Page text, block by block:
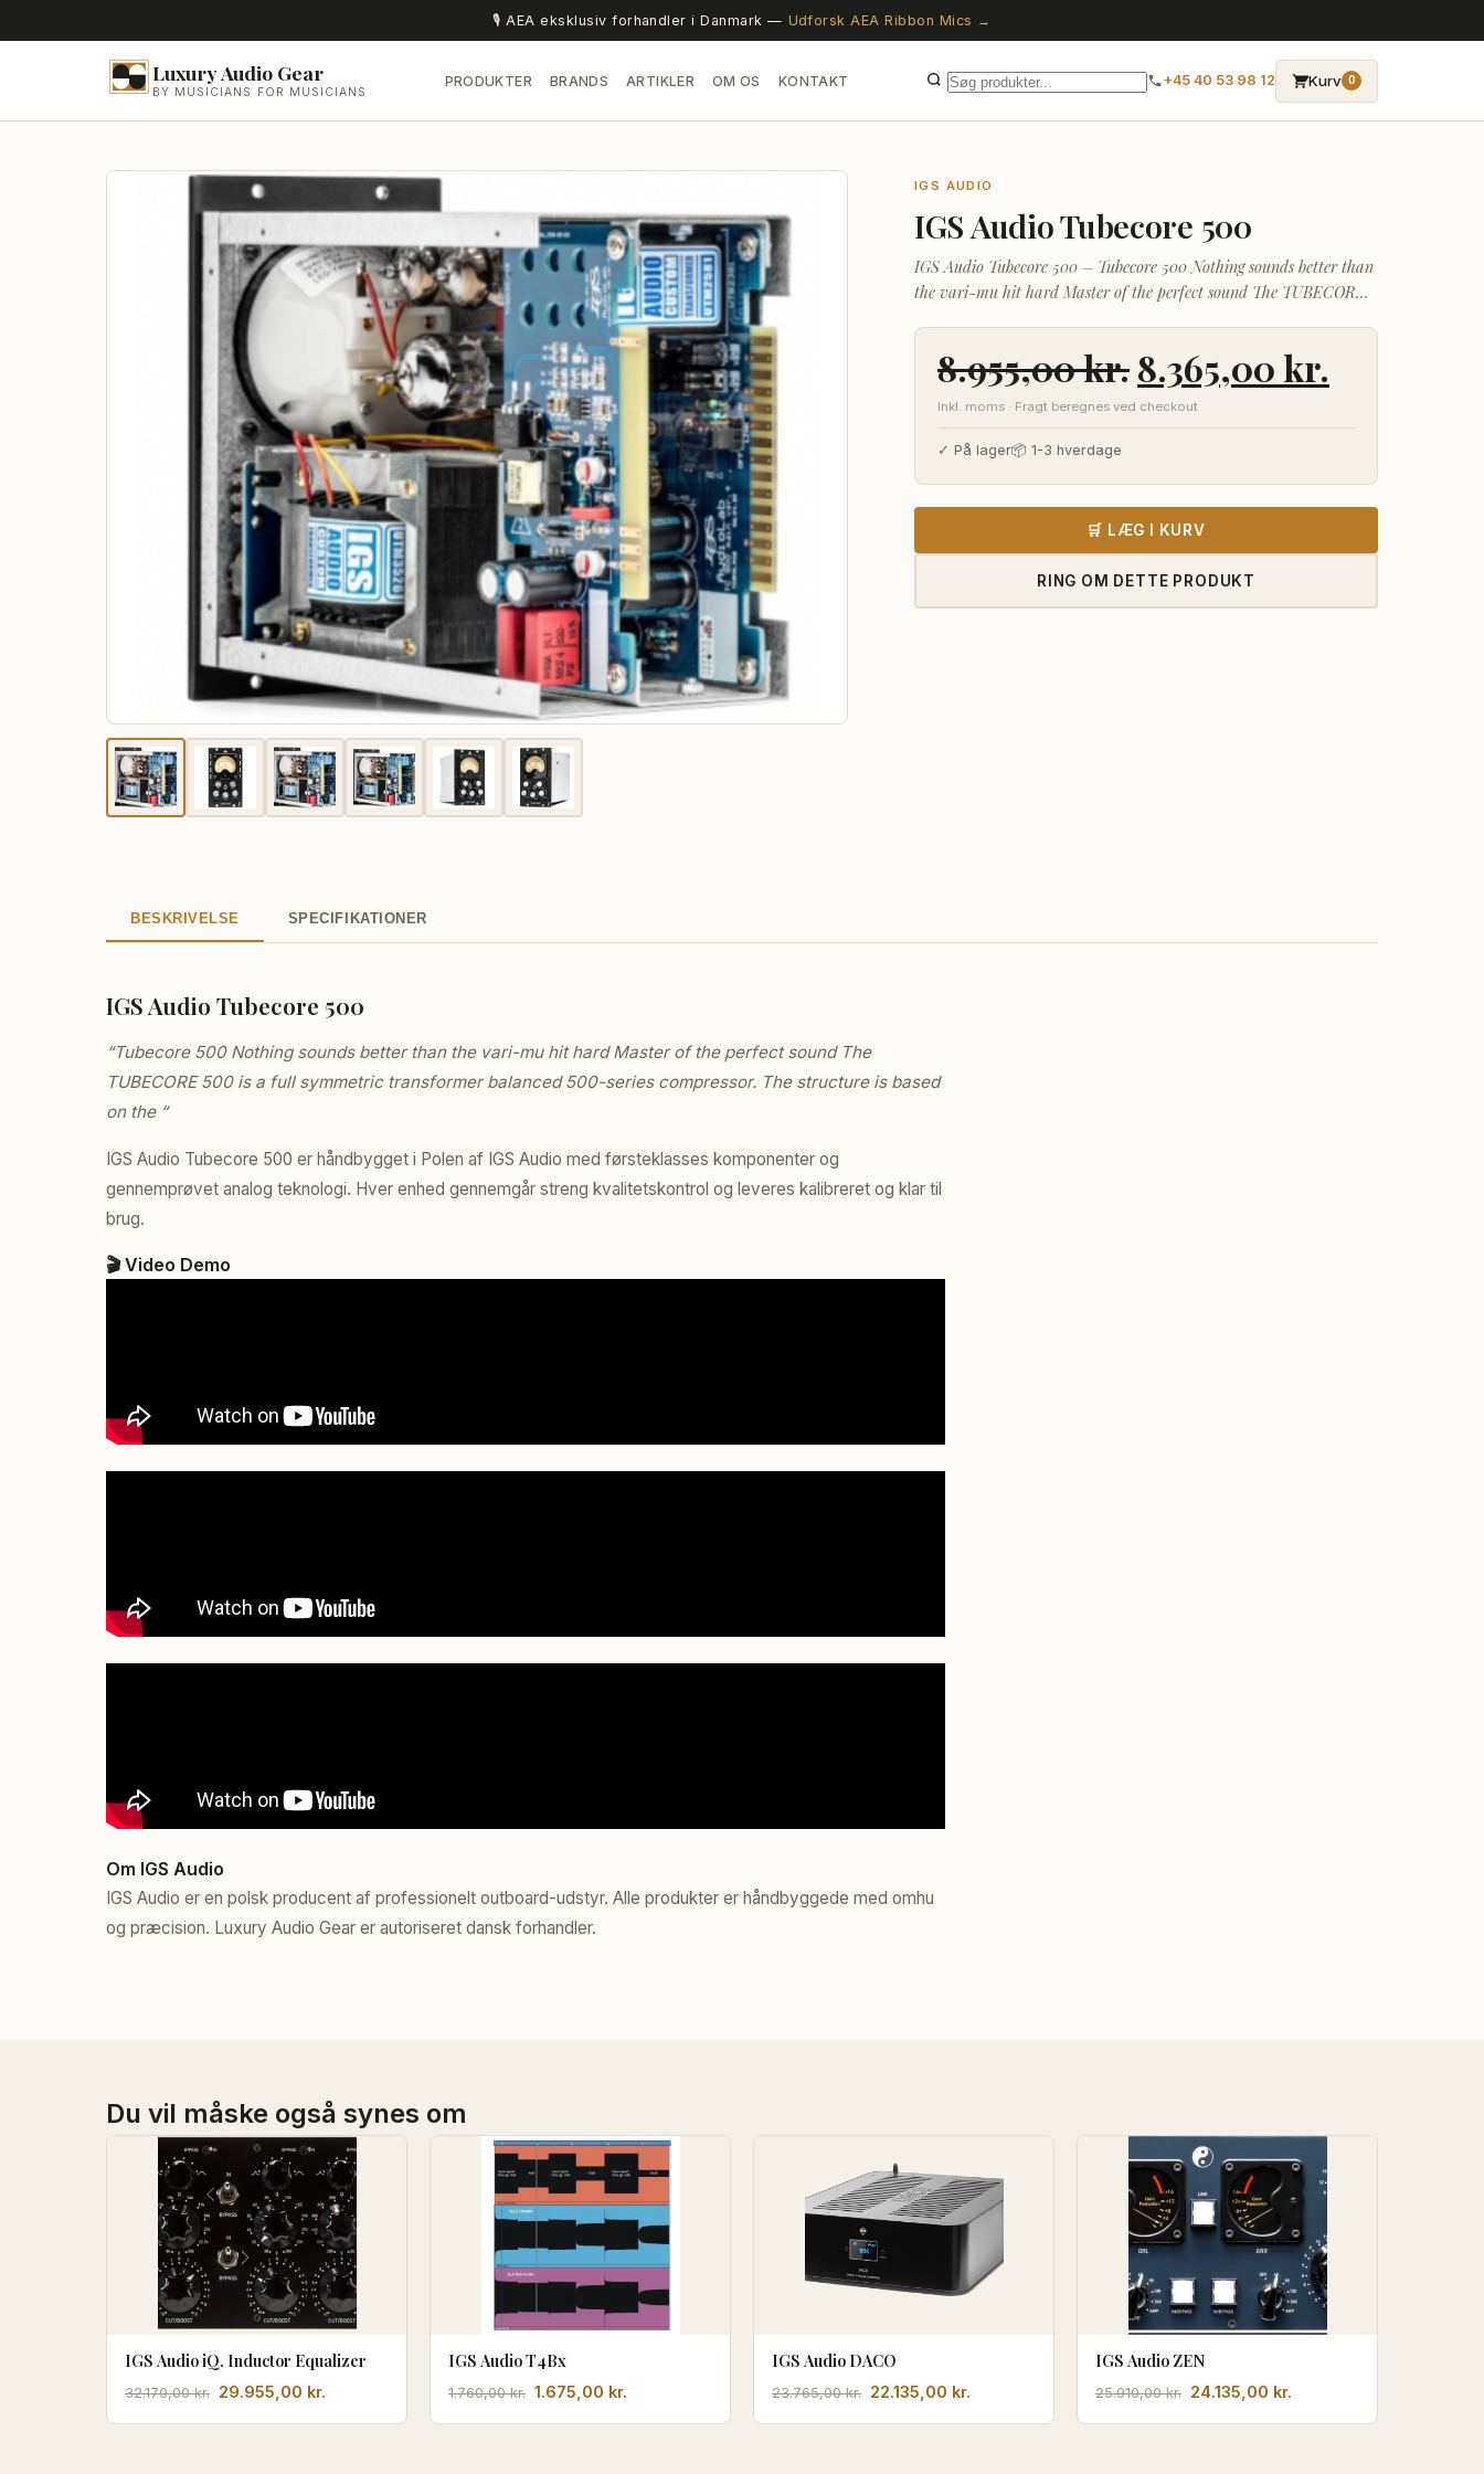
🎙️ AEA eksklusiv forhandler i Danmark — Udforsk AEA Ribbon Mics →
Luxury Audio Gear
BY MUSICIANS FOR MUSICIANS
PRODUKTER BRANDS ARTIKLER OM OS KONTAKT +45 40 53 98 12 Kurv 0
IGS AUDIO
IGS Audio Tubecore 500
IGS Audio Tubecore 500 – Tubecore 500 Nothing sounds better than
the vari-mu hit hard Master of the perfect sound The TUBECORE
8.955,00kr.Den
oprindelige
pris
var:
8.955,00 kr..
8.365,00 kr.
aktuelle
pris
er:
8.365,00
Inkl. moms · Fragt beregnes ved checkout
✓ På lager📦 1-3 hverdage
🛒 LÆG I KURV
RING OM DETTE PRODUKT
BESKRIVELSE SPECIFIKATIONER
IGS Audio Tubecore 500
“Tubecore 500 Nothing sounds better than the vari-mu hit hard Master of the perfect sound The
TUBECORE 500 is a full symmetric transformer balanced 500-series compressor. The structure is based
on the “
IGS Audio Tubecore 500 er håndbygget i Polen af IGS Audio med førsteklasses komponenter og
gennemprøvet analog teknologi. Hver enhed gennemgår streng kvalitetskontrol og leveres kalibreret og klar til
brug.
🎬 Video Demo
Om IGS Audio
IGS Audio er en polsk producent af professionelt outboard-udstyr. Alle produkter er håndbyggede med omhu
og præcision. Luxury Audio Gear er autoriseret dansk forhandler.
Du vil måske også synes om
IGS Audio iQ. Inductor Equalizer
32.170,00kr. Den
29.955,00 kr.
IGS Audio T4Bx
1.760,00kr. Den
1.675,00 kr.
IGS Audio DACO
23.765,00kr. Den
22.135,00 kr.
IGS Audio ZEN
25.910,00kr. Den
24.135,00 kr.